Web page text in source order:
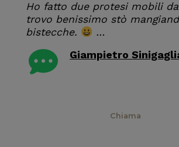
Ho fatto due protesi mobili
trovo benissimo stò
bistecche.
…
Giampietro
Chiama